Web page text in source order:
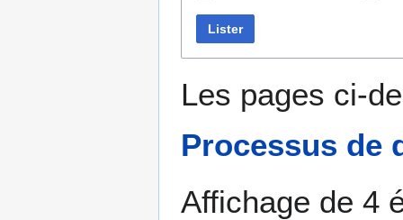
Lister
Les pages ci-
Processus de
Affichage de 4